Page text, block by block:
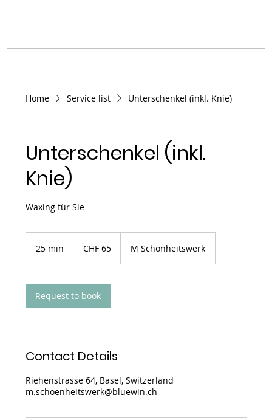
Home Service list Unterschenkel (inkl. Knie)
Unterschenkel (inkl.
Knie)
Waxing für Sie
25 min
i
n
Franken
CHF 65 M Schönheitswerk
Request to book
Contact Details
Riehenstrasse 64, Basel, Switzerland
m.schoenheitswerk@bluewin.ch